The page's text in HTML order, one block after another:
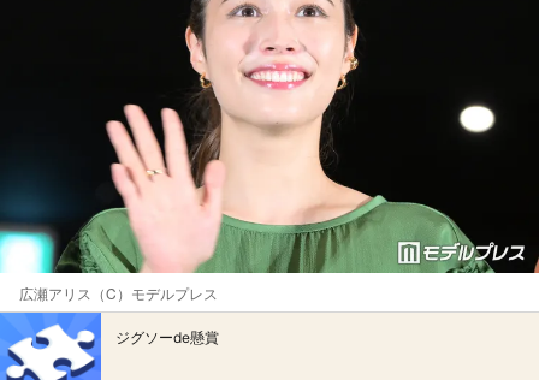
広瀬アリス（C）モデルプレス
ジグソーde懸賞